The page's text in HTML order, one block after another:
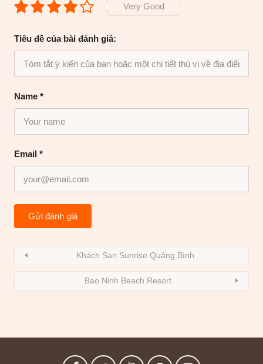
Name *
Email *
Very Good
Tiêu đề của bài đánh giá:
Khách Sạn Sunrise Quảng Bình
Bao Ninh Beach Resort